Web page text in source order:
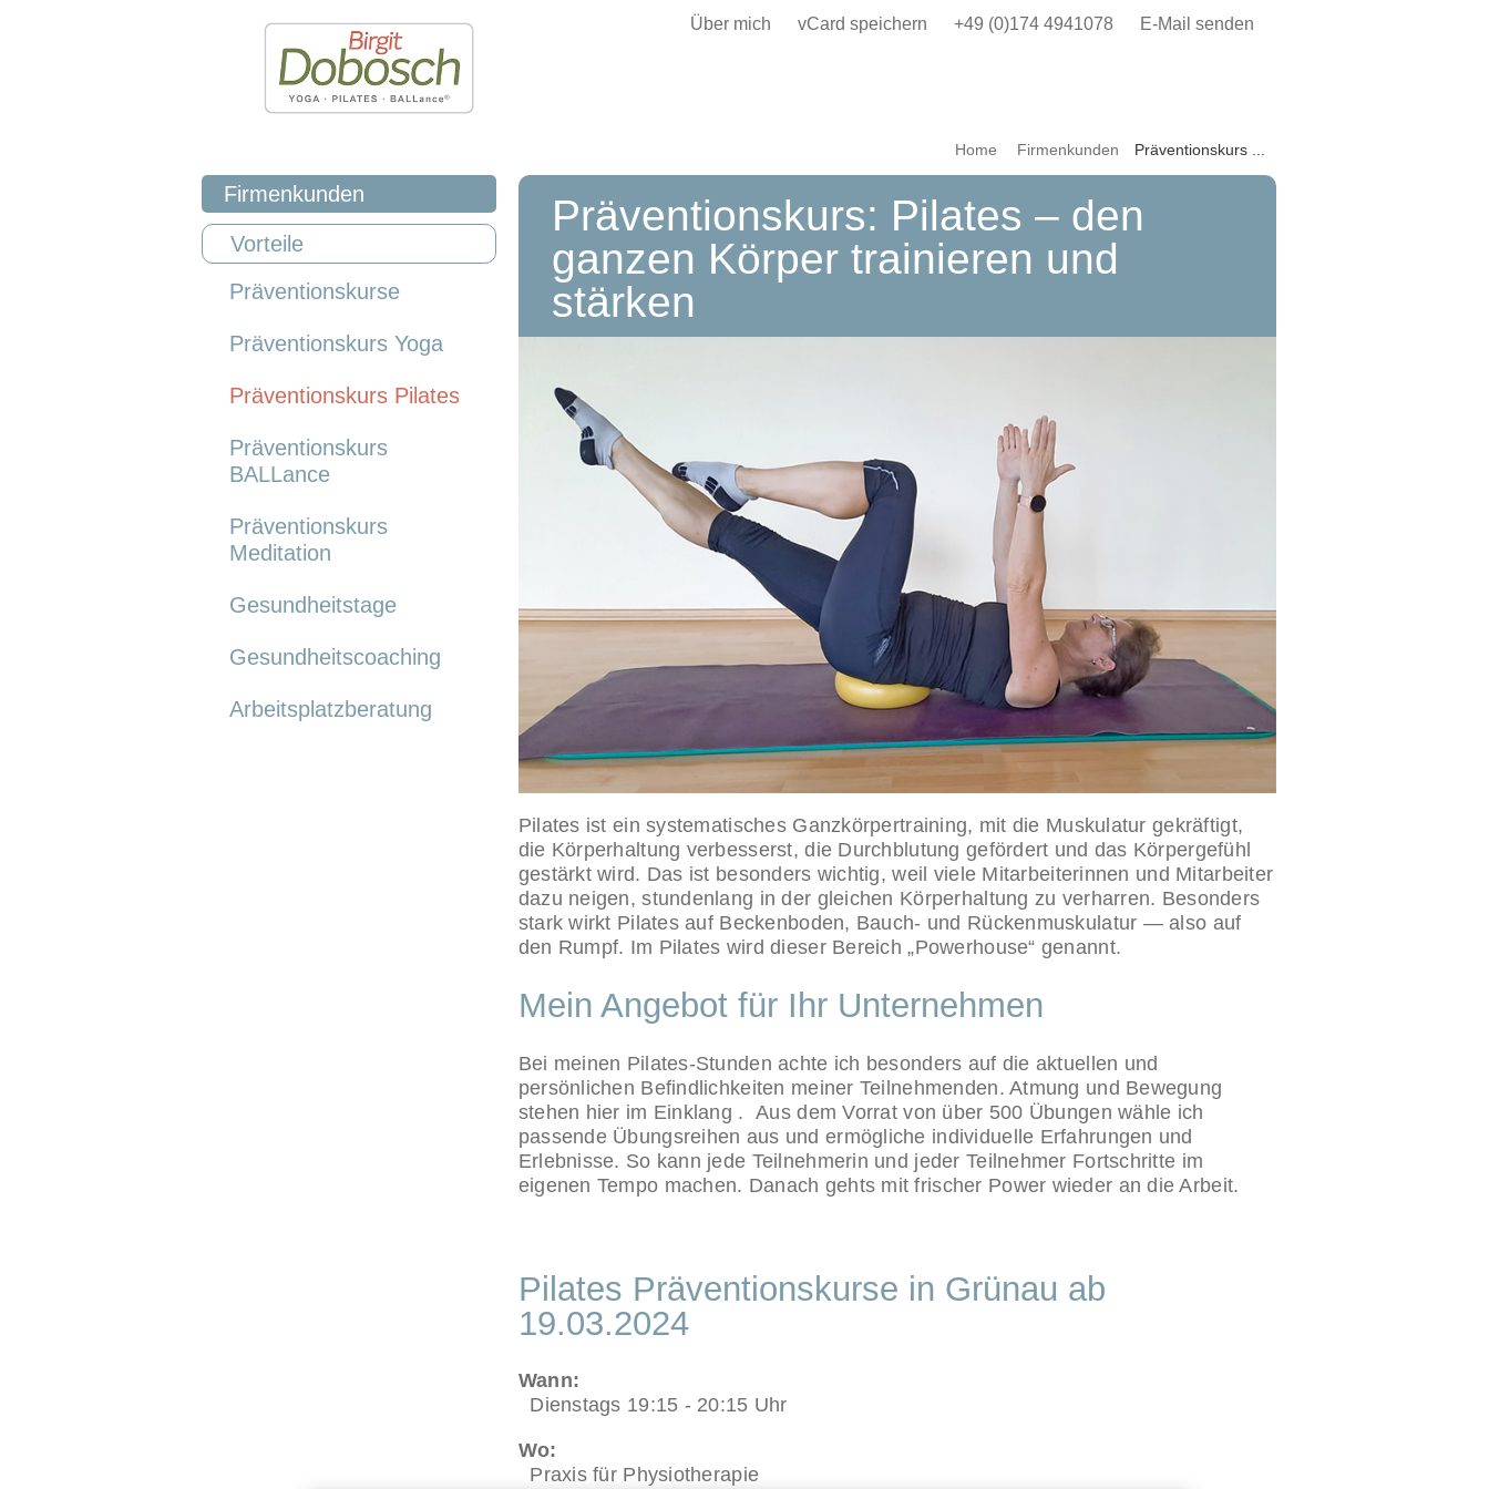
Über mich vCard speichern +49 (0)174 4941078 E-Mail senden
Firmenkunden
Vorteile
Präventionskurse
Präventionskurs Yoga
Präventionskurs Pilates
Präventionskurs
BALLance
Präventionskurs
Meditation
Gesundheitstage
Gesundheitscoaching
Arbeitsplatzberatung
Home Firmenkunden Präventionskurs ...
Präventionskurs: Pilates – den
ganzen Körper trainieren und
stärken
Pilates ist ein systematisches Ganzkörpertraining, mit die Muskulatur gekräftigt,
die Körperhaltung verbesserst, die Durchblutung gefördert und das Körpergefühl
gestärkt wird. Das ist besonders wichtig, weil viele Mitarbeiterinnen und Mitarbeiter
dazu neigen, stundenlang in der gleichen Körperhaltung zu verharren. Besonders
stark wirkt Pilates auf Beckenboden, Bauch- und Rückenmuskulatur — also auf
den Rumpf. Im Pilates wird dieser Bereich „Powerhouse“ genannt.
Mein Angebot für Ihr Unternehmen
Bei meinen Pilates-Stunden achte ich besonders auf die aktuellen und
persönlichen Befindlichkeiten meiner Teilnehmenden. Atmung und Bewegung
stehen hier im Einklang . Aus dem Vorrat von über 500 Übungen wähle ich
passende Übungsreihen aus und ermögliche individuelle Erfahrungen und
Erlebnisse. So kann jede Teilnehmerin und jeder Teilnehmer Fortschritte im
eigenen Tempo machen. Danach gehts mit frischer Power wieder an die Arbeit.
Pilates Präventionskurse in Grünau ab
19.03.2024
Wann:
Dienstags 19:15 - 20:15 Uhr
Wo:
Praxis für Physiotherapie